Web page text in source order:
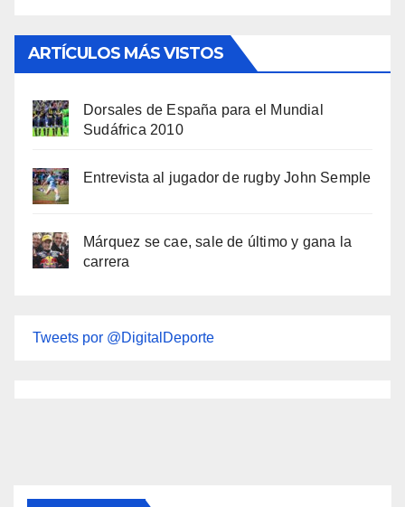
ARTÍCULOS MÁS VISTOS
Dorsales de España para el Mundial
Sudáfrica 2010
Entrevista al jugador de rugby John Semple
Márquez se cae, sale de último y gana la
carrera
Tweets por @DigitalDeporte